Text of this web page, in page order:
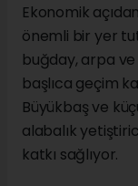
Ekonomik
önemli bir yer
buğday, arpa
başlıca geçim
Büyükbaş ve
alabalık
katkı sağlıyor.